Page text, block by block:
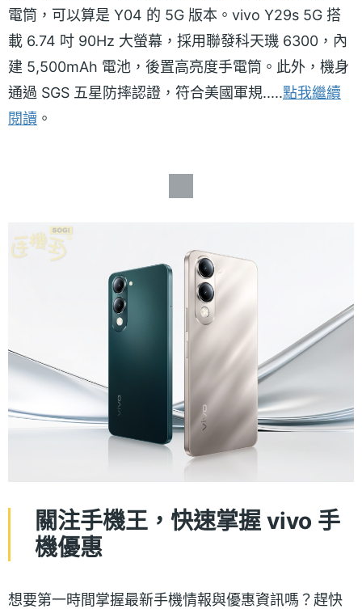
電筒，可以算是 Y04 的 5G 版本。vivo Y29s 5G 搭
載 6.74 吋 90Hz 大螢幕，採用聯發科天璣 6300，內
建 5,500mAh 電池，後置高亮度手電筒。此外，機身
通過 SGS 五星防摔認證，符合美國軍規.....點我繼續
閱讀 。
關注手機王，快速掌握 vivo 手
機優惠
想要第一時間掌握最新手機情報與優惠資訊嗎？趕快